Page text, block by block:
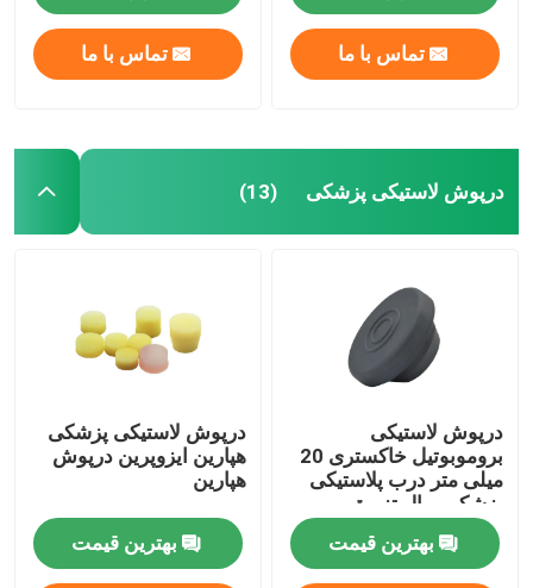
محصولات
دربارهی ما
تماس با ما تماس با ما
درپوش لاستیکی پزشکی (13)
درپوش لاستیکی
بروموبوتیل خاکستری 20
میلی متر درب پلاستیکی
پزشکی ویال تزریق
بهترین قیمت
درپوش لاستیکی پزشکی
هپارین ایزوپرین درپوش
هپارین
بهترین قیمت